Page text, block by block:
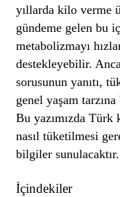
yıllarda kilo verme
gündeme gelen bu
metabolizmayı
destekleyebilir.
sorusunun yanıtı,
genel yaşam
Bu yazımızda
nasıl tüketilmesi
bilgiler sunulacaktır.
İçindekiler